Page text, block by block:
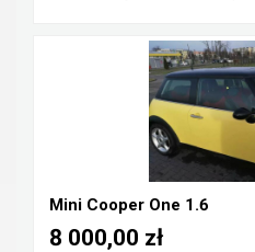
Mini Cooper One 1.6
8 000,00 zł